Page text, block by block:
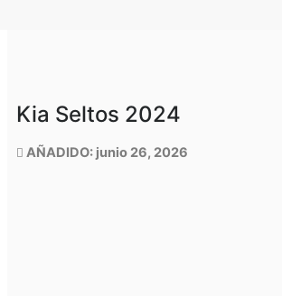
Kia Seltos 2024
AÑADIDO: junio 26, 2026